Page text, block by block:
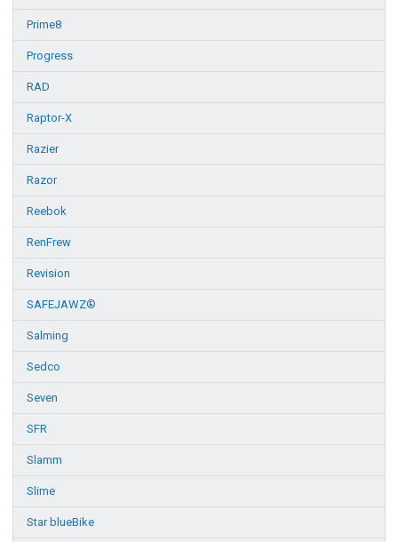
Prime8
Progress
RAD
Raptor-X
Razier
Razor
Reebok
RenFrew
Revision
SAFEJAWZ®
Salming
Sedco
Seven
SFR
Slamm
Slime
Star blueBike